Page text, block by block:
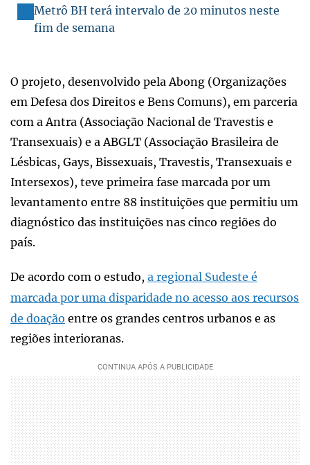
Metrô BH terá intervalo de 20 minutos neste
fim de semana
O projeto, desenvolvido pela Abong (Organizações
em Defesa dos Direitos e Bens Comuns), em parceria
com a Antra (Associação Nacional de Travestis e
Transexuais) e a ABGLT (Associação Brasileira de
Lésbicas, Gays, Bissexuais, Travestis, Transexuais e
Intersexos), teve primeira fase marcada por um
levantamento entre 88 instituições que permitiu um
diagnóstico das instituições nas cinco regiões do
país.
De acordo com o estudo, a regional Sudeste é
marcada por uma disparidade no acesso aos recursos
de doação entre os grandes centros urbanos e as
regiões interioranas.